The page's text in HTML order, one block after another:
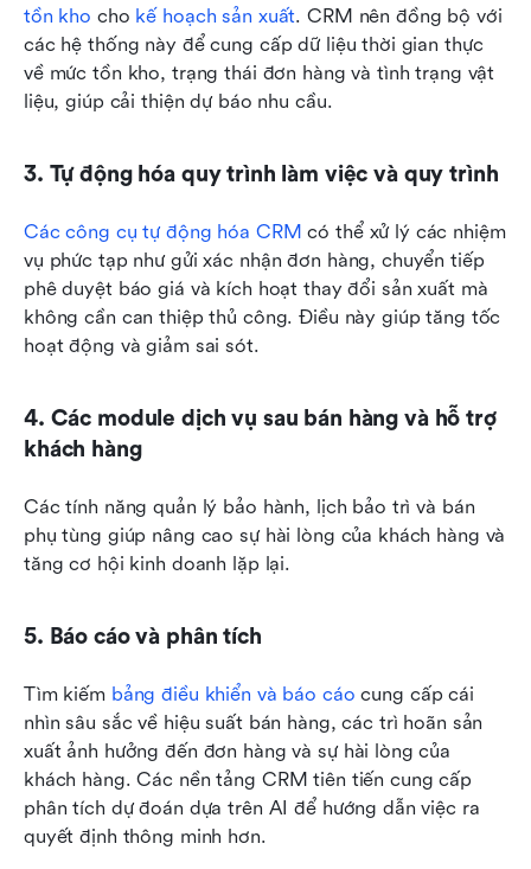
tồn kho cho kế hoạch sản xuất. CRM nên đồng bộ với
các hệ thống này để cung cấp dữ liệu thời gian thực
về mức tồn kho, trạng thái đơn hàng và tình trạng vật
liệu, giúp cải thiện dự báo nhu cầu.
3. Tự động hóa quy trình làm việc và quy trình
Các công cụ tự động hóa CRM có thể xử lý các nhiệm
vụ phức tạp như gửi xác nhận đơn hàng, chuyển tiếp
phê duyệt báo giá và kích hoạt thay đổi sản xuất mà
không cần can thiệp thủ công. Điều này giúp tăng tốc
hoạt động và giảm sai sót.
4. Các module dịch vụ sau bán hàng và hỗ trợ
khách hàng
Các tính năng quản lý bảo hành, lịch bảo trì và bán
phụ tùng giúp nâng cao sự hài lòng của khách hàng và
tăng cơ hội kinh doanh lặp lại.
5. Báo cáo và phân tích
Tìm kiếm bảng điều khiển và báo cáo cung cấp cái
nhìn sâu sắc về hiệu suất bán hàng, các trì hoãn sản
xuất ảnh hưởng đến đơn hàng và sự hài lòng của
khách hàng. Các nền tảng CRM tiên tiến cung cấp
phân tích dự đoán dựa trên AI để hướng dẫn việc ra
quyết định thông minh hơn.